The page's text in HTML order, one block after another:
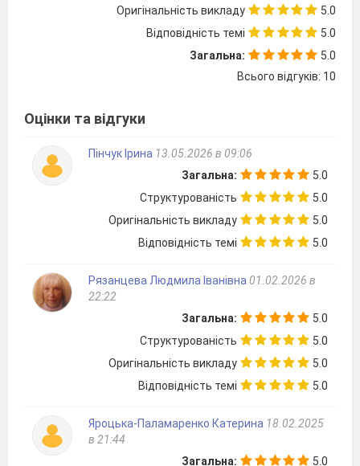
Самостійнаробота
Квадратний корінь.
Арифметичний квадратний корінь.
,
(1 бал)Обчислити:
(1 бал)
Знайти значення виразу:
.
(2 бали)
Розв’язати рівняння:
17; б) x 2 = –5.
(2 бали)Знайти значення виразу:
(3 бали) При яких значеннях
, за якого
значення виразу
дорівнює 22.
Оригінальність викладу
5.0
Відповідність темі
5.0
Загальна:
5.0
Всього відгуків: 10
Оцінки та відгуки
Пінчук Ірина 13.05.2026 в 09:06
Загальна:
5.0
Структурованість
5.0
Оригінальність викладу
5.0
Відповідність темі
5.0
Рязанцева Людмила Іванівна 01.02.2026 в
22:22
Загальна:
5.0
Структурованість
5.0
Оригінальність викладу
5.0
Відповідність темі
5.0
Яроцька-Паламаренко Катерина 18.02.2025
в 21:44
Загальна:
5.0